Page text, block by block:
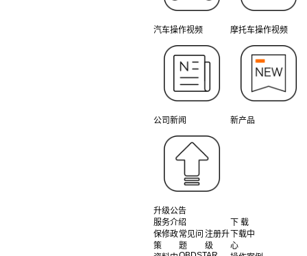
汽车操作视频 摩托车操作视频
公司新闻 新产品
升级公告
服务介绍
保修政
策
常见问
题
注册升
级
下 载
下载中
心